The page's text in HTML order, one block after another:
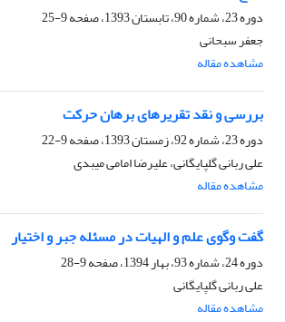
دوره 23، شماره 90، تابستان 1393، صفحه
9-25
جعفر سبحانی
مشاهده مقاله
بررسی و نقد تقریرهای برهان حرکت
دوره 23، شماره 92، زمستان 1393، صفحه
9-22
علی ربانی گلپایگانی، علیرضا امامی میبدی
مشاهده مقاله
گفت وگوی علم و الهیات در مسئله جبر و اختیار
دوره 24، شماره 93، بهار 1394، صفحه
9-28
علی ربانی گلپایگانی
مشاهده مقاله